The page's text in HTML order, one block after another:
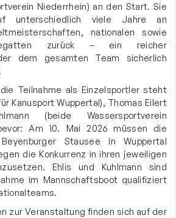
Niederrhein) an den Start. Sie
unterschiedlich viele Jahre an
nationalen sowie
zurück – ein reicher
dem gesamten Team sicherlich
Teilnahme als Einzelsportler steht
Kanusport Wuppertal), Thomas Eilert
(beide Wassersportverein
Am 10. Mai 2026 müssen die
Stausee in Wuppertal
die Konkurrenz in ihren jeweiligen
Ehlis und Kuhlmann sind
im Mannschaftsboot qualifiziert
zur Veranstaltung finden sich auf der